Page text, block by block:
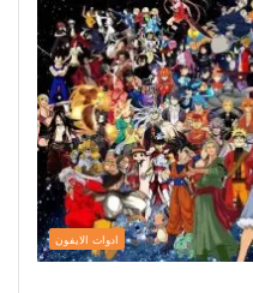
ادوات الايفون